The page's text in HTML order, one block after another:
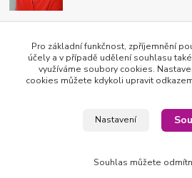
2026 © OFTEX oční
Pro základní funkčnost, zpříjemnění
účely a v případě udělení souhlasu
využíváme soubory cookies.
cookies můžete kdykoli upravit
Nastavení
Souhlas můžete